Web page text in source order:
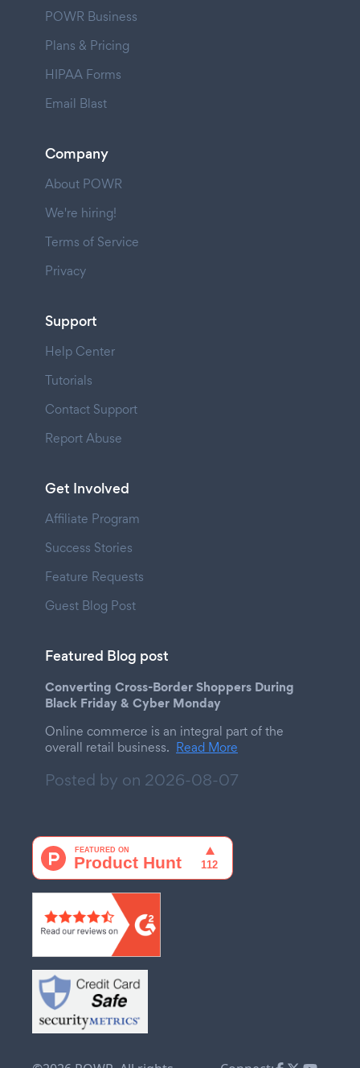
POWR Business
Plans & Pricing
HIPAA Forms
Email Blast
Company
About POWR
We're hiring!
Terms of Service
Privacy
Support
Help Center
Tutorials
Contact Support
Report Abuse
Get Involved
Affiliate Program
Success Stories
Feature Requests
Guest Blog Post
Featured Blog post
Converting Cross-Border Shoppers During
Black Friday & Cyber Monday
Online commerce is an integral part of the
overall retail business. Read More
Posted by on 2026-08-07